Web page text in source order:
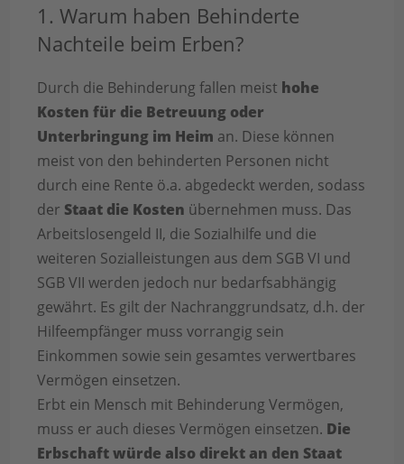
1. Warum haben Behinderte
Nachteile beim Erben?
Durch die Behinderung fallen meist hohe
Kosten für die Betreuung oder
Unterbringung im Heim an. Diese können
meist von den behinderten Personen nicht
durch eine Rente ö.a. abgedeckt werden, sodass
der Staat die Kosten übernehmen muss. Das
Arbeitslosengeld II, die Sozialhilfe und die
weiteren Sozialleistungen aus dem SGB VI und
SGB VII werden jedoch nur bedarfsabhängig
gewährt. Es gilt der Nachranggrundsatz, d.h. der
Hilfeempfänger muss vorrangig sein
Einkommen sowie sein gesamtes verwertbares
Vermögen einsetzen.
Erbt ein Mensch mit Behinderung Vermögen,
muss er auch dieses Vermögen einsetzen. Die
Erbschaft würde also direkt an den Staat